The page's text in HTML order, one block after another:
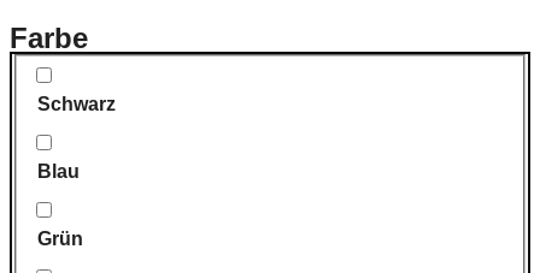
Farbe
Schwarz
Blau
Grün